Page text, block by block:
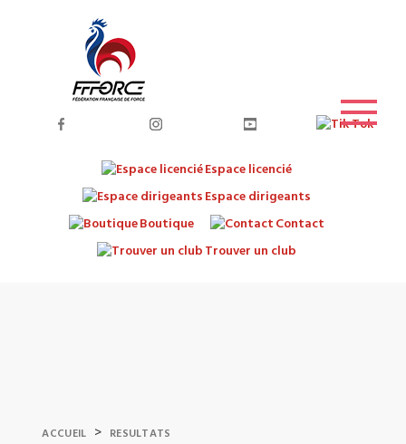
Espace licencié
Espace dirigeants
Boutique
Contact
Trouver un club
ACCUEIL > RESULTATS